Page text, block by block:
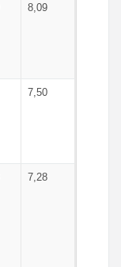
8,09
7,50
7,28